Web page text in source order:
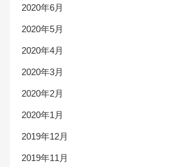
2020年6月
2020年5月
2020年4月
2020年3月
2020年2月
2020年1月
2019年12月
2019年11月